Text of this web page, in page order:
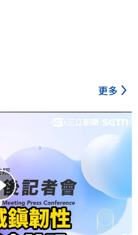
更多